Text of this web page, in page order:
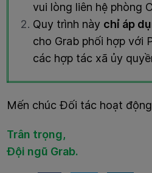
vui lòng liên hệ phòng
Quy trình này chỉ áp
cho Grab phối hợp với
các hợp tác xã ủy
Mến chúc Đối tác hoạt
Trân trọng,
Đội ngũ Grab.